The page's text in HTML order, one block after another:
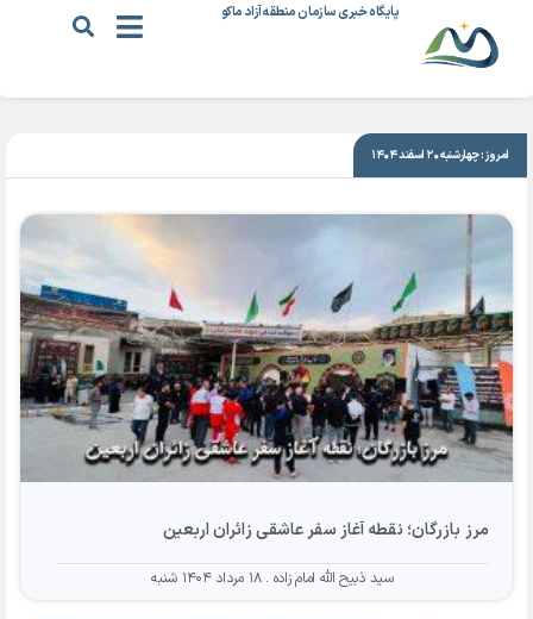
پایگاه خبری سازمان منطقه آزاد ماکو
|۱۸ مرداد ۱۴۰۴
امروز: چهارشنبه ۲۰ اسفند ۱۴۰۴
مرز بازرگان؛ نقطه آغاز سفر عاشقی زائران اربعین
سید ذبیح الله امام زاده ۱۸ مرداد ۱۴۰۴ شنبه